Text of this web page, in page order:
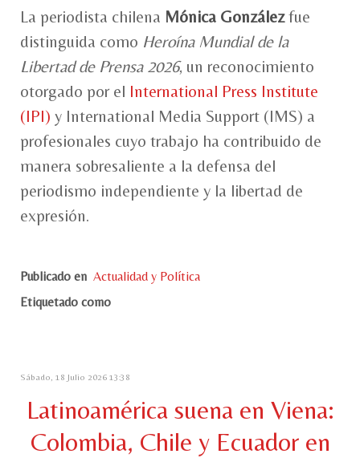
La periodista chilena Mónica Gonzálezfue
distinguida como Heroína Mundial de la
Libertad de Prensa 2026, un reconocimiento
otorgado por el International Press Institute
(IPI) y International Media Support (IMS) a
profesionales cuyo trabajo ha contribuido de
manera sobresaliente a la defensa del
periodismo independiente y la libertad de
expresión.
Publicado en Actualidad y Política
Etiquetado como
Sábado, 18 Julio 2026 13:38
Latinoamérica suena en Viena:
Colombia, Chile y Ecuador en